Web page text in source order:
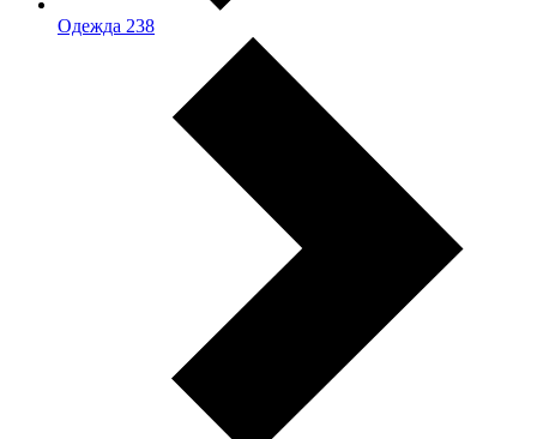
Одежда 238